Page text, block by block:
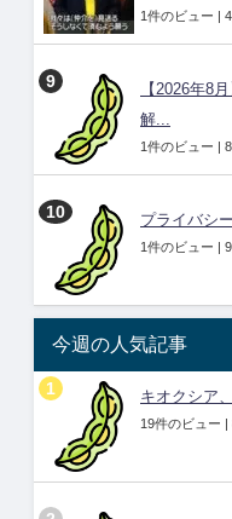
1件のビュー |
【2026年8
解...
1件のビュー |
プライバシ
1件のビュー |
今週の人気記事
キオクシア
19件のビュー |